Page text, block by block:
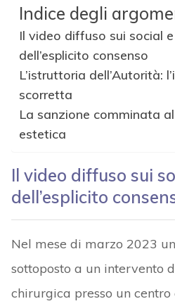
Indice degli
Il video diffuso sui social
dell’esplicito consenso
L’istruttoria dell’Autorità:
scorretta
La sanzione comminata
estetica
Il video diffuso sui
dell’esplicito
Nel mese di marzo 2023
sottoposto a un intervento
chirurgica presso un